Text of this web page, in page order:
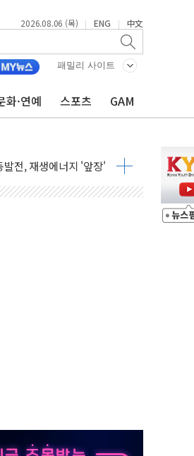
2026.08.06 (목) | ENG | 中文
패밀리 사이트
화·연예 스포츠 GAM
'환율 역풍' 우려
"
다" 균열